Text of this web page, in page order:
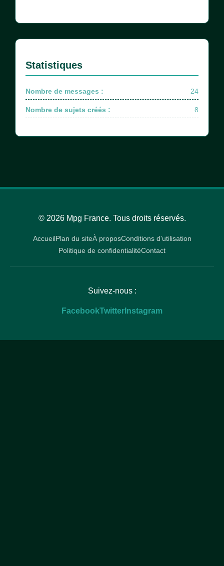
Statistiques
Nombre de messages : 24
Nombre de sujets créés : 8
© 2026 Mpg France. Tous droits réservés.
AccueilPlan du siteÀ proposConditions d'utilisation
Politique de confidentialitéContact
Suivez-nous :
FacebookTwitter Instagram